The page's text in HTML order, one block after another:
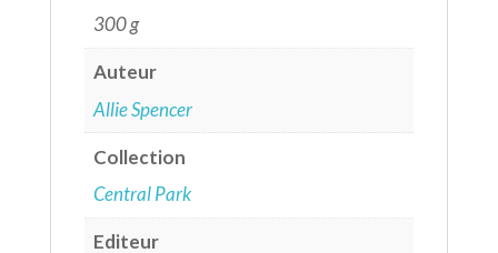
300 g
Auteur
Allie Spencer
Collection
Central Park
Editeur